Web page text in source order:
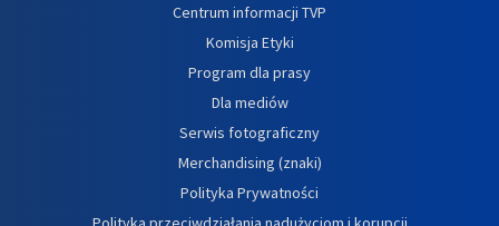
Centrum informacji TVP
Komisja Etyki
Program dla prasy
Dla mediów
Serwis fotograficzny
Merchandising (znaki)
Polityka Prywatności